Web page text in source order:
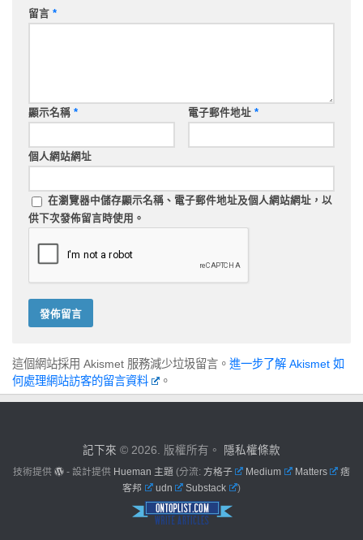
留言 *
顯示名稱 * 電子郵件地址 *
個人網站網址
在瀏覽器中儲存顯示名稱、電子郵件地址及個人網站網址，以
供下次發佈留言時使用。
這個網站採用 Akismet 服務減少垃圾留言。 進一步了解 Akismet 如
何處理網站訪客的留言資料
。
記下來 © 2026. 版權所有。 隱私權條款
技術提供 - 設計提供 Hueman 主題 (分流: 方格子 Medium Matters
痞
客邦
udn Substack )